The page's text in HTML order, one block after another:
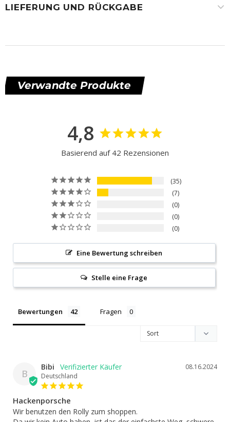
LIEFERUNG UND RÜCKGABE
Verwandte Produkte
4,8
Basierend auf 42 Rezensionen
35
7
0
0
0
Eine Bewertung schreiben
Stelle eine Frage
Bewertungen Fragen
B
08.16.2024
Bibi
Deutschland
Hackenporsche
Wir benutzen den Rolly zum shoppen.